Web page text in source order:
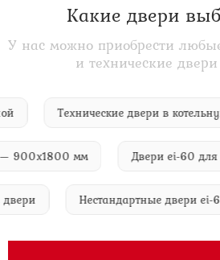
Какие двери
У нас можно приобрести
и технические
Технические двери в
мм Двери ei-60 для
двери Нестандартные двери